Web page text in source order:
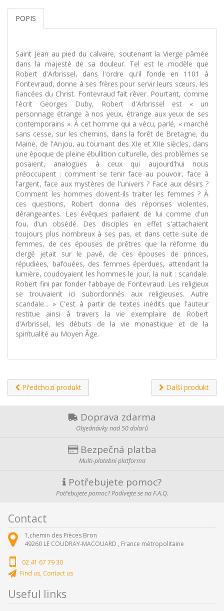
POPIS
Saint Jean au pied du calvaire, soutenant la Vierge pâmée
dans la majesté de sa douleur. Tel est le modèle que
Robert d'Arbrissel, dans l'ordre qu'il fonde en 1101 à
Fontevraud, donne à ses frères pour servir leurs sœurs, les
fiancées du Christ. Fontevraud fait rêver. Pourtant, comme
l'écrit Georges Duby, Robert d'Arbrissel est « un
personnage étrange à nos yeux, étrange aux yeux de ses
contemporains ». À cet homme qui a vécu, parlé, « marché
sans cesse, sur les chemins, dans la forêt de Bretagne, du
Maine, de l'Anjou, au tournant des XIe et XIIe siècles, dans
une époque de pleine ébullition culturelle, des problèmes se
posaient, analogues à ceux qui aujourd'hui nous
préoccupent : comment se tenir face au pouvoir, face à
l'argent, face aux mystères de l'univers ? Face aux désirs ?
Comment les hommes doivent-ils traiter les femmes ? À
ces questions, Robert donna des réponses violentes,
dérangeantes. Les évêques parlaient de lui comme d'un
fou, d'un obsédé. Des disciples en effet s'attachaient
toujours plus nombreux à ses pas, et dans cette suite de
femmes, de ces épouses de prêtres que la réforme du
clergé jetait sur le pavé, de ces épouses de princes,
répudiées, bafouées, des femmes éperdues, attendant la
lumière, coudoyaient les hommes le jour, la nuit : scandale.
Robert fini par fonder l'abbaye de Fontevraud. Les religieux
se trouvaient ici subordonnés aux religieuses. Autre
scandale... » C'est à partir de textes inédits que l'auteur
restitue ainsi à travers la vie exemplaire de Robert
d'Arbrissel, les débuts de la vie monastique et de la
spiritualité au Moyen Âge.
Předchozí produkt Další produkt
Doprava zdarma
Objednávky nad 50 dolarů
Bezpečná platba
Multi-platební platforma
Potřebujete pomoc?
Potřebujete pomoc? Podívejte se na F.A.Q.
Contact
1,chemin des Pièces Bron
49260 LE COUDRAY-MACOUARD , France métropolitaine
02 41 67 79 30
Find us, Contact us
Useful links